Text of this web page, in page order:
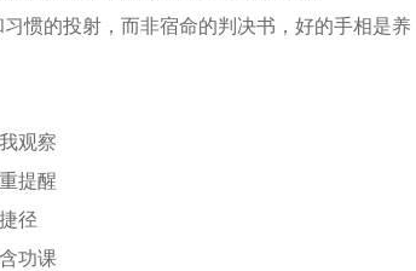
惯的投射，而非宿命的判决书，好的手相是养
观察
提醒
径
功课